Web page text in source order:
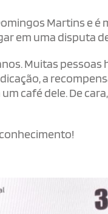
Martins e
em uma disputa
Muitas
a
café dele. De